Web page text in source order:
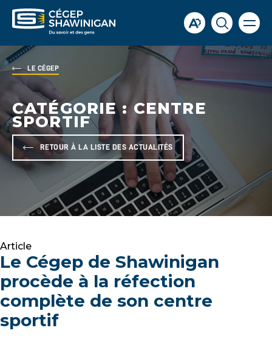
Ouvrir
la
barre
Ouvrir
la
fenêtre
Ouvrir
la
du
LE CÉGEP
CATÉGORIE :CENTRE
SPORTIF
RETOUR À LA LISTE DES ACTUALITÉS
Article
Le Cégep de Shawinigan
procède à la réfection
complète de son centre
sportif